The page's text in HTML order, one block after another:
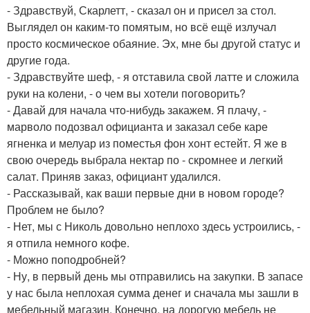
- Здравствуй, Скарлетт, - сказал он и присел за стол.
Выглядел он каким-то помятым, но всё ещё излучал
просто космическое обаяние. Эх, мне бы другой статус и
другие года.
- Здравствуйте шеф, - я отставила свой латте и сложила
руки на колени, - о чем вы хотели поговорить?
- Давай для начала что-нибудь закажем. Я плачу, -
марволо подозвал официанта и заказал себе каре
ягненка и мелуар из поместья фон хонт естейт. Я же в
свою очередь выбрала нектар по - скромнее и легкий
салат. Приняв заказ, официант удалился.
- Рассказывай, как ваши первые дни в новом городе?
Проблем не было?
- Нет, мы с Николь довольно неплохо здесь устроились, -
я отпила немного кофе.
- Можно поподробней?
- Ну, в первый день мы отправились на закупки. В запасе
у нас была неплохая сумма денег и сначала мы зашли в
мебельный магазин. Конечно, на дорогую мебель не